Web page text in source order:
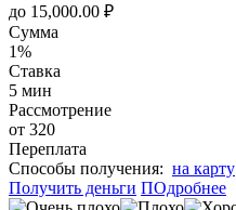
до 15,000.00 ₽
Сумма
1%
Ставка
5 мин
Рассмотрение
от 320
Переплата
Cпособы получения: на карту
Получить деньги ПОдробнее